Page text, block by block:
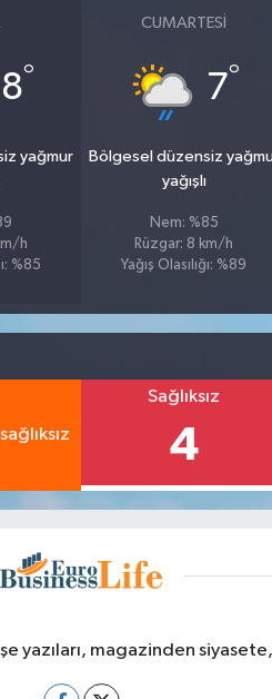
8°
yağmur
h
%85
CUMARTESI
7°
Bölgesel düzensiz
yağışlı
Nem: %85
Rüzgar: 8 km/h
Yağış Olasılığı: %89
Sağlıksız
4
yazıları, magazinden